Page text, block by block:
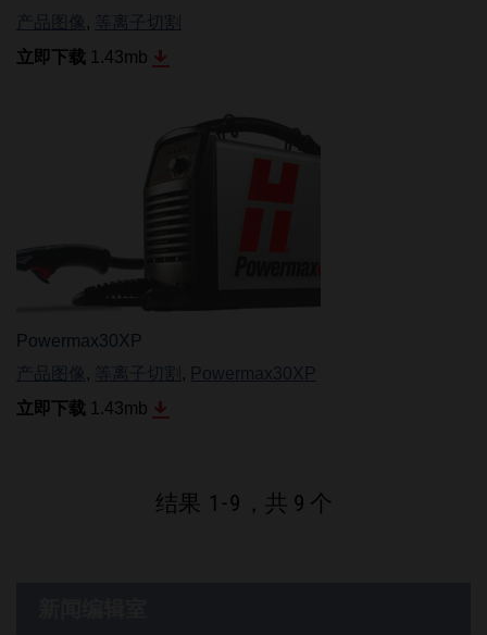
产品图像 , 等离子切割
立即下载 1.43mb
Powermax30XP
产品图像 , 等离子切割 , Powermax30XP
立即下载 1.43mb
结果 1 -9 ，共 9 个